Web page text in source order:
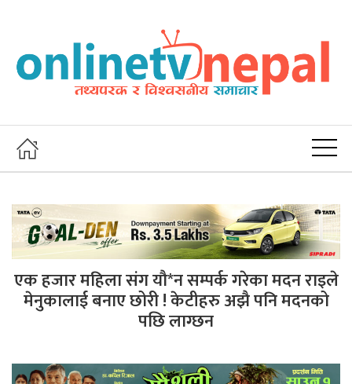
एक हजार महिला संग यौ*न सम्पर्क गरेका मदन राइले
मेनुकालाई बनाए छोरी ! केटीहरु अझै पनि मदनको
पछि लाग्छन